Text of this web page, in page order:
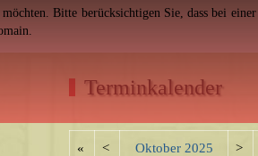
Terminkalender
« < Oktober 2025 >
Bitte berücksichtigen Sie, dass bei